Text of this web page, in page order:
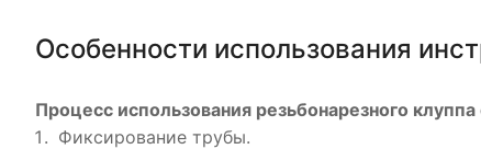
Особенности использования
Процесс использования резьбонарезного
Фиксирование трубы.